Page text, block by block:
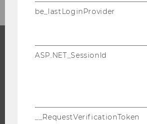
STUDIUM
DOKTORAT / PHD
be_lastLoginProvider
ASP.NET_SessionId
__RequestVerificationToken